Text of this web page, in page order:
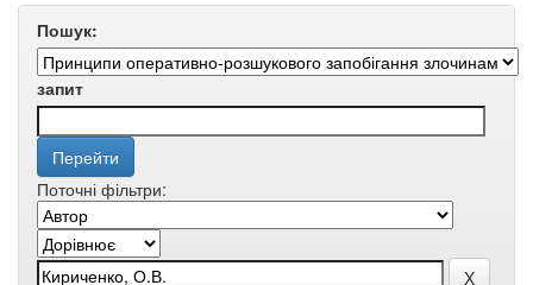
Пошук:
запит
Поточні фільтри: